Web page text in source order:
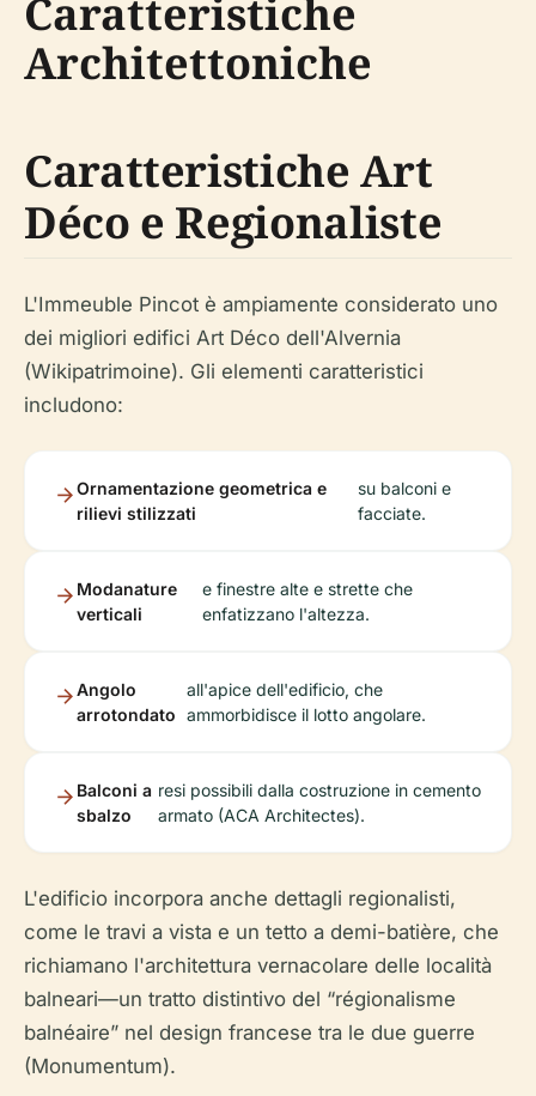
Caratteristiche
Architettoniche
Caratteristiche Art
Déco e Regionaliste
L'Immeuble Pincot è ampiamente considerato uno
dei migliori edifici Art Déco dell'Alvernia
(Wikipatrimoine). Gli elementi caratteristici
includono:
Ornamentazione geometrica e
rilievi stilizzati
su balconi e
facciate.
Modanature
verticali
e finestre alte e strette che
enfatizzano l'altezza.
Angolo
arrotondato
all'apice dell'edificio, che
ammorbidisce il lotto angolare.
Balconi a
sbalzo
resi possibili dalla costruzione in cemento
armato (ACA Architectes).
L'edificio incorpora anche dettagli regionalisti,
come le travi a vista e un tetto a demi-batière, che
richiamano l'architettura vernacolare delle località
balneari—un tratto distintivo del “régionalisme
balnéaire” nel design francese tra le due guerre
(Monumentum).